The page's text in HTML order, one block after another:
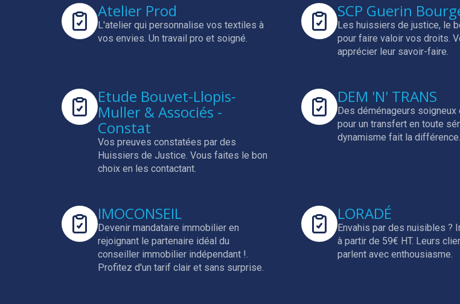
Atelier Prod
L'atelier qui personnalise vos textiles à
vos envies. Un travail pro et soigné.
SCP Guerin
Les huissiers de justice, le
pour faire valoir vos droits.
apprécier leur savoir-faire.
Etude Bouvet-Llopis-
Muller & Associés -
Constat
Vos preuves constatées par des
Huissiers de Justice. Vous faites le bon
choix en les contactant.
DEM 'N' TRANS
Des déménageurs soigneux
pour un transfert en toute
dynamisme fait la différence.
IMOCONSEIL
Devenir mandataire immobilier en
rejoignant le partenaire idéal du
conseiller immobilier indépendant !.
Profitez d'un tarif clair et sans surprise.
LORADÉ
Envahis par des nuisibles ?
à partir de 59€ HT. Leurs
parlent avec enthousiasme.